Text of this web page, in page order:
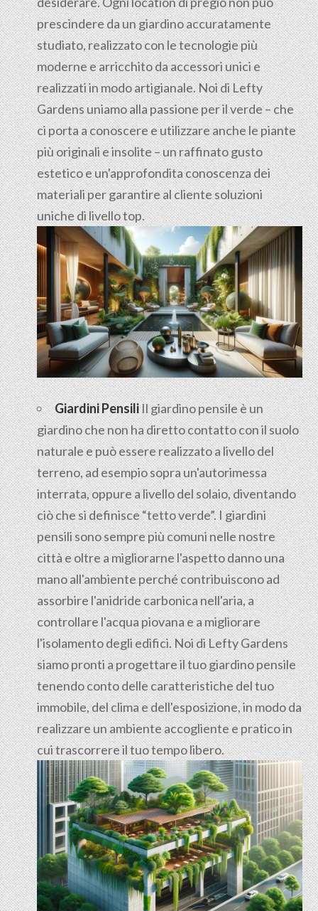
prescindere da un giardino accuratamente
studiato, realizzato con le tecnologie più
moderne e arricchito da accessori unici e
realizzati in modo artigianale. Noi di Lefty
Gardens uniamo alla passione per il verde – che
ci porta a conoscere e utilizzare anche le piante
più originali e insolite – un raffinato gusto
estetico e un'approfondita conoscenza dei
materiali per garantire al cliente soluzioni
uniche di livello top.
Giardini PensiliIlgiardino pensileè un
giardino che non ha diretto contatto con il suolo
naturale e può essere realizzato a livello del
terreno, ad esempio sopra un'autorimessa
interrata, oppure a livello del solaio, diventando
ciò che si definisce “tetto verde”. I giardini
pensili sono sempre più comuni nelle nostre
città e oltre a migliorarne l'aspetto danno una
mano all'ambiente perché contribuiscono ad
assorbire l'anidride carbonica nell'aria, a
controllare l'acqua piovana e a migliorare
l'isolamento degli edifici. Noi di Lefty Gardens
siamo pronti a progettare il tuo giardino pensile
tenendo conto delle caratteristiche del tuo
immobile, del clima e dell'esposizione, in modo da
realizzare un ambiente accogliente e pratico in
cui trascorrere il tuo tempo libero.